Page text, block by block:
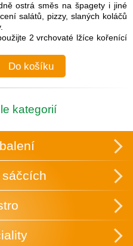
ostrá směs na špagety i jiné
salátů, pizzy, slaných koláčů
2 vrchovaté lžíce kořenící
těstovin přimíchejte kořenící
také na pánvi olivový olej
opražit, aby se rozvonělo a
Do košíku
kategorií